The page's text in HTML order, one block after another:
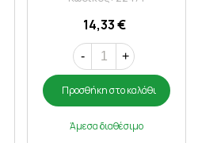
14,33 €
- +
Προσθήκη στο καλάθι
Άμεσα διαθέσιμο